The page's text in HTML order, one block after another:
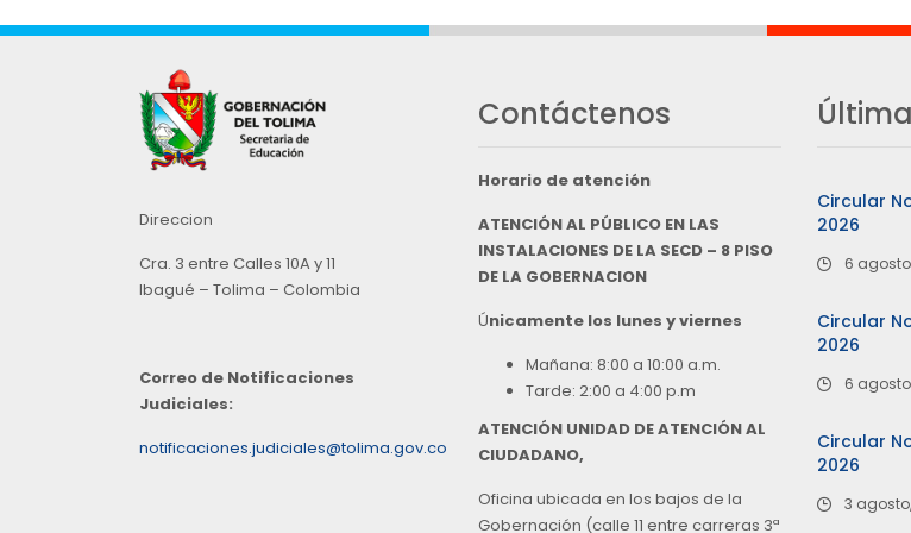
Direccion
Cra. 3 entre Calles 10A y 11
Ibagué – Tolima – Colombia
Correo de Notificaciones
Judiciales:
notificaciones.judiciales@tolima.gov.co
Contáctenos
Horario de atención
ATENCIÓN AL PÚBLICO EN LAS
INSTALACIONES DE LA SECD – 8 PISO
DE LA GOBERNACION
Únicamente los lunes y viernes
Mañana: 8:00 a 10:00 a.m.
Tarde: 2:00 a 4:00 p.m
ATENCIÓN UNIDAD DE ATENCIÓN AL
CIUDADANO,
Oficina ubicada en los bajos de la
Gobernación (calle 11 entre carreras 3ª
Circular
2026
6
Circular
2026
6
Circular
2026
3